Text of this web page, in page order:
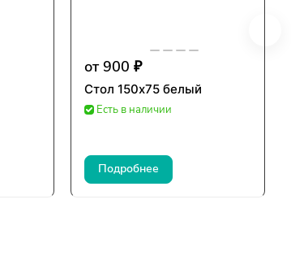
от 900 ₽
Стол 150х75 белый
Есть в наличии
Подробнее